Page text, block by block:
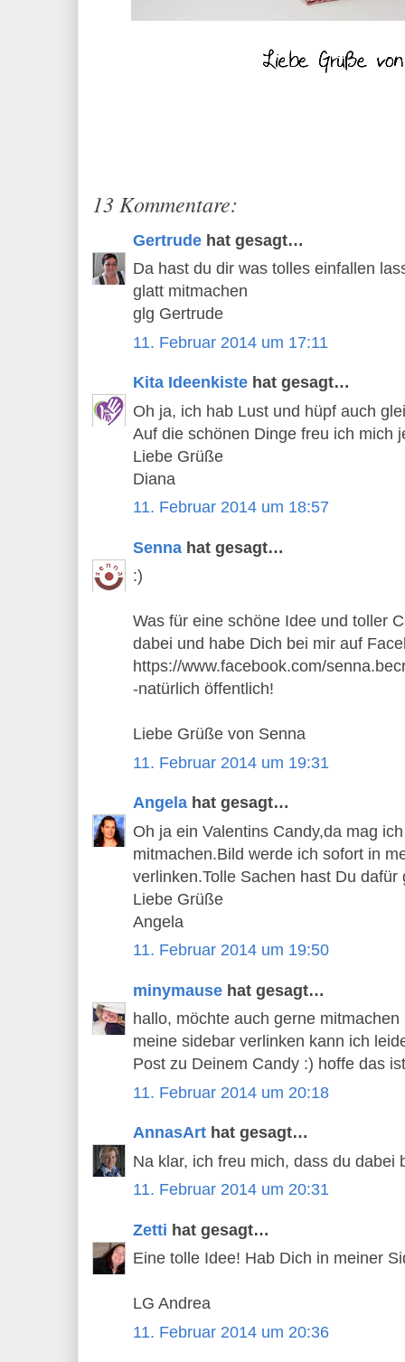
13 Kommentare:
Gertrude hat gesagt…
Da hast du dir was tolles einfallen
glatt mitmachen
glg Gertrude
11. Februar 2014 um 17:11
Kita Ideenkiste hat gesagt…
Oh ja, ich hab Lust und hüpf auch
Auf die schönen Dinge freu ich mich
Liebe Grüße
Diana
11. Februar 2014 um 18:57
Senna hat gesagt…
:)
Was für eine schöne Idee und toller
dabei und habe Dich bei mir auf
https://www.facebook.com/
-natürlich öffentlich!
Liebe Grüße von Senna
11. Februar 2014 um 19:31
Angela hat gesagt…
Oh ja ein Valentins Candy,da mag
mitmachen.Bild werde ich sofort in
verlinken.Tolle Sachen hast Du dafür
Liebe Grüße
Angela
11. Februar 2014 um 19:50
minymause hat gesagt…
hallo, möchte auch gerne
meine sidebar verlinken kann ich
Post zu Deinem Candy :) hoffe das
11. Februar 2014 um 20:18
AnnasArt hat gesagt…
Na klar, ich freu mich, dass du dabei
11. Februar 2014 um 20:31
Zetti hat gesagt…
Eine tolle Idee! Hab Dich in meiner
LG Andrea
11. Februar 2014 um 20:36